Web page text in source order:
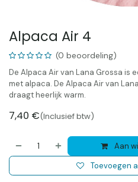
Alpaca Air 4
(0 beoordeling)
De Alpaca Air van Lana Grossa is
met alpaca. De Alpaca Air van
draagt heerlijk warm.
7,40 €(Inclusief btw)
Aan
Toevoegen